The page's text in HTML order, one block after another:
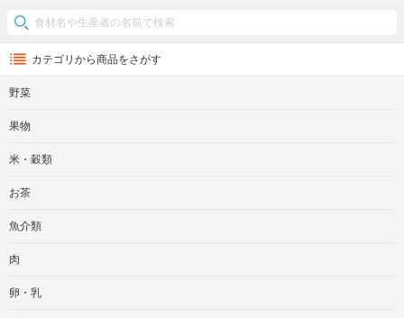
カテゴリから商品をさがす
野菜
果物
米・穀類
お茶
魚介類
肉
卵・乳